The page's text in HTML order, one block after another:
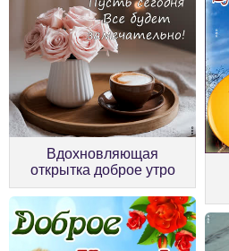
Вдохновляющая
открытка доброе утро